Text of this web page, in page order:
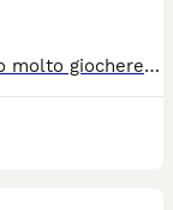
Gattini di due mesi trovati in strada, sono molto giocherelloni e affettuosi. Abituati a fare bisogni nella lettiera. Si cedono a soli amanti degli animali e a veramente interessati, no perditempo.